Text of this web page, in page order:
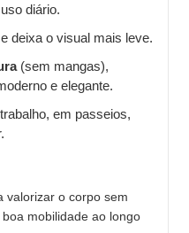
diário.
deixa o visual mais leve.
(sem mangas),
e elegante.
em passeios,
valorizar o corpo sem
mobilidade ao longo